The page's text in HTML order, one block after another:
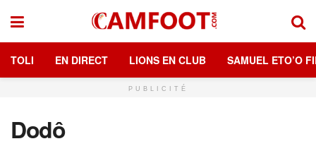
TOLI EN DIRECT LIONS EN CLUB SAMUEL ETO’O
PUBLICITÉ
Dodô